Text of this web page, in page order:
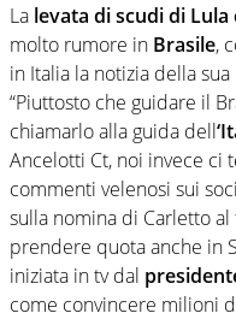
La levata di scudi di
molto rumore in Brasile,
in Italia la notizia della
“Piuttosto che guidare il
chiamarlo alla guida dell
Ancelotti Ct, noi invece ci
commenti velenosi sui
sulla nomina di Carletto
prendere quota anche in
iniziata in tv dal
come convincere milioni